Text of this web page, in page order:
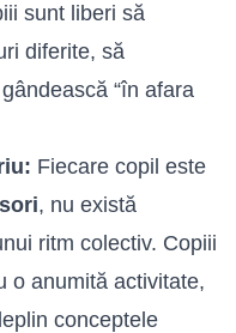
sunt liberi să
diferite, să
“în afara
Fiecare copil este
, nu există
ritm colectiv. Copiii
o anumită activitate,
conceptele